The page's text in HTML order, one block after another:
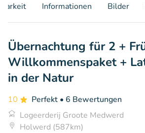
Informationen Bilder
Übernachtung für 2 +
Willkommenspaket +
in der Natur
10 Perfekt • 6 Bewertungen
Logeerderij Groote Medwerd
Holwerd (587km)